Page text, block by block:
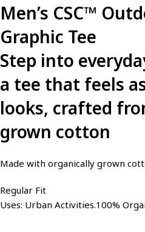
Men’s CSC™
Step into
a tee that feels
looks, crafted
grown cotton
Made with organically grown
Regular Fit
Uses: Urban Activities.100%